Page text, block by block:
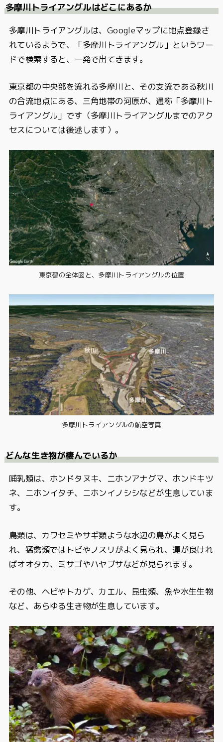
多摩川トライアングルはどこにあるか
多摩川トライアングルは、Googleマップに地点登録さ
れているようで、「多摩川トライアングル」というワー
ドで検索すると、一発で出てきます。
東京都の中央部を流れる多摩川と、その支流である秋川
の合流地点にある、三角地帯の河原が、通称「多摩川ト
ライアングル」です（多摩川トライアングルまでのアク
セスについては後述します）。
東京都の全体図と、多摩川トライアングルの位置
多摩川トライアングルの航空写真
どんな生き物が棲んでいるか
哺乳類は、ホンドタヌキ、ニホンアナグマ、ホンドキツ
ネ、ニホンイタチ、ニホンイノシシなどが生息していま
す。
鳥類は、カワセミやサギ類ような水辺の鳥がよく見ら
れ、猛禽類ではトビやノスリがよく見られ、運が良けれ
ばオオタカ、ミサゴやハヤブサなどが見られます。
その他、ヘビやトカゲ、カエル、昆虫類、魚や水生生物
など、あらゆる生き物が生息しています。